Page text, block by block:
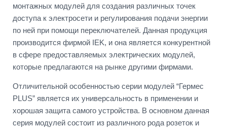
монтажных модулей для создания различных точек
доступа к электросети и регулирования подачи энергии
по ней при помощи переключателей. Данная продукция
производится фирмой IEK, и она является конкурентной
в сфере предоставляемых электрических модулей,
которые предлагаются на рынке другими фирмами.
Отличительной особенностью серии модулей “Гермес
PLUS” является их универсальность в применении и
хорошая защита самого устройства. В основном данная
серия модулей состоит из различного рода розеток и